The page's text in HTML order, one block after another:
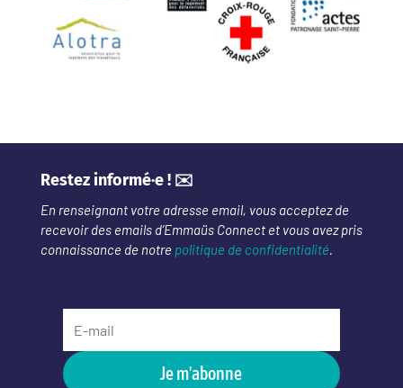
Restez informé·e ! ✉️
En renseignant votre adresse email, vous acceptez de
recevoir des emails d’Emmaüs Connect et vous avez pris
connaissance de notre politique de confidentialité.
Je m'abonne